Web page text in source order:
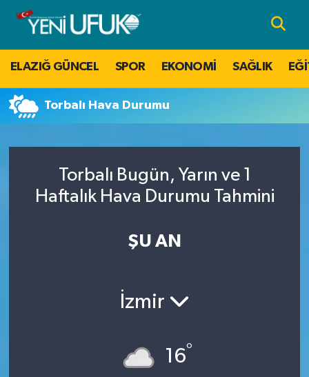
ELAZIĞ GÜNCEL SPOR EKONOMİ SAĞLIK
Torbalı Hava Durumu
Torbalı Bugün, Yarın ve 1
Haftalık Hava Durumu Tahmini
ŞU AN
İzmir
16°
Nöbetçi Eczaneler
Hava Durumu
Namaz Vakitleri
Süper Lig Puan Durumu ve Fikstür